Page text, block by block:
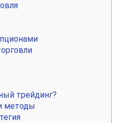
трейдинг?
методы